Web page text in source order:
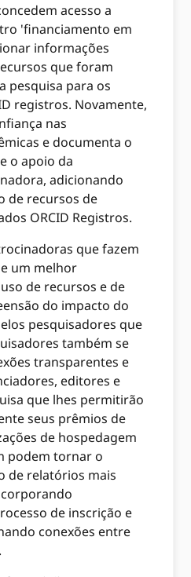
acesso a
'financiamento em
informações
que foram
pesquisa para os
registros. Novamente,
nas
e documenta o
o apoio da
adicionando
de recursos de
ORCID Registros.
que fazem
um melhor
de recursos e de
do impacto do
pesquisadores que
também se
transparentes e
editores e
que lhes permitirão
seus prêmios de
de hospedagem
podem tornar o
de relatórios mais
de inscrição e
conexões entre